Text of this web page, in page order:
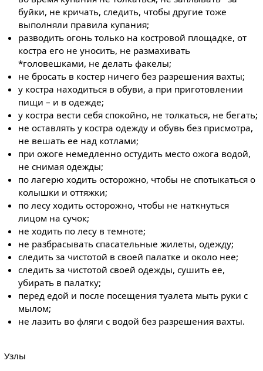
буйки, не кричать, следить, чтобы другие тоже
выполняли правила купания;
разводить огонь только на костровой площадке, от
костра его не уносить, не размахивать
*головешками, не делать факелы;
не бросать в костер ничего без разрешения вахты;
у костра находиться в обуви, а при приготовлении
пищи – и в одежде;
у костра вести себя спокойно, не толкаться, не бегать;
не оставлять у костра одежду и обувь без присмотра,
не вешать ее над котлами;
при ожоге немедленно остудить место ожога водой,
не снимая одежды;
по лагерю ходить осторожно, чтобы не спотыкаться о
колышки и оттяжки;
по лесу ходить осторожно, чтобы не наткнуться
лицом на сучок;
не ходить по лесу в темноте;
не разбрасывать спасательные жилеты, одежду;
следить за чистотой в своей палатке и около нее;
следить за чистотой своей одежды, сушить ее,
убирать в палатку;
перед едой и после посещения туалета мыть руки с
мылом;
не лазить во фляги с водой без разрешения вахты.
Узлы